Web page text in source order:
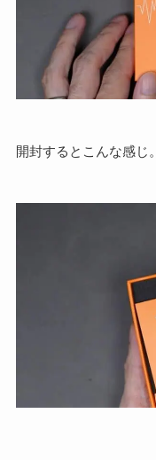
開封するとこんな感じ。